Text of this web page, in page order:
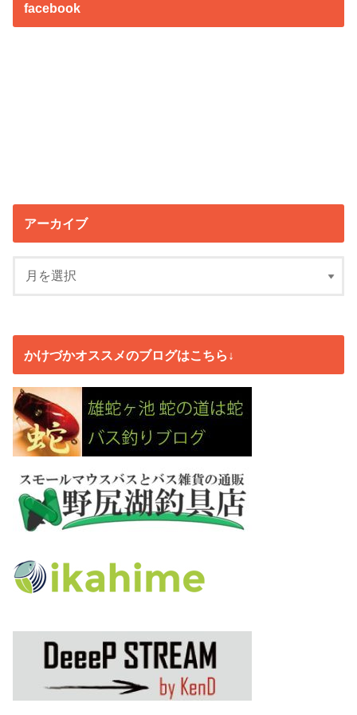
facebook
アーカイブ
かけづかオススメのブログはこちら↓